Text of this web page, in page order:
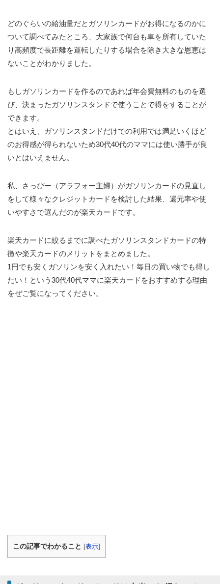
どのぐらいの給油量だとガソリンカードがお得になるのかに
ついて調べてみたところ、大家族で何台も車を所有していた
り高頻度で長距離を運転したりする場合を除き大きな恩恵は
ないことがわかりました。
もしガソリンカードを作るのであれば年会費無料のものを選
び、決まったガソリンスタンドで使うことで得をすることが
できます。
とはいえ、ガソリンスタンドだけでの利用では満足いくほど
のお得感が得られないため30代40代のママには使い勝手が良
いとはいえません。
私、さっぴー（アラフォー主婦）がガソリンカードの見直し
をして様々なクレジットカードを検討した結果、還元率や使
いやすさで選んだのが楽天カードです。
楽天カードに絞るまでに調べたガソリンスタンドカードの特
徴や楽天カードのメリットをまとめました。
1円でも安くガソリンを安く入れたい！毎日の買い物でも得し
たい！という30代40代ママに楽天カードをおすすめする理由
をぜご覧になってください。
この記事でわかること [表示]